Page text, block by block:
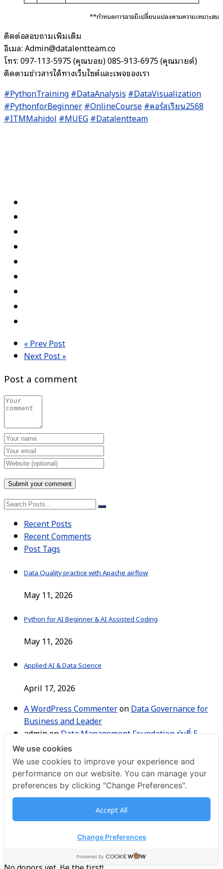
**กำหนดการอาจมีเปลี่ยนแปลงตามความเหมาะสม
ติดต่อสอบถามเพิ่มเติม
อีเมล: Admin@datalentteam.co
โทร: 097-113-5975 (คุณบอย) 085-913-6975 (คุณมายด์)
ติดตามข่าวสารได้ทางเว็บไซต์และเพจของเรา
#PythonTraining#DataAnalysis #DataVisualization
#PythonforBeginner#OnlineCourse#คอร์สเรียน2568
#ITMMahidol #MUEG#Datalentteam
« Prev Post
Next Post »
Post a comment
Recent Posts
Recent Comments
Post Tags
Data Quality practice with Apache airflow
May 11, 2026
Python for AI Beginner & AI Assisted Coding
May 11, 2026
Applied AI & Data Science
April 17, 2026
A WordPress CommenteronData Governance for
Business and Leader
admin on Data Management Foundation รุ่นที่ 5
adminonData Management Foundation รุ่นที่ 5
Change Education LifeNYC Small Business Students Water
Post Categories
Donate(1)
We use cookies
We use cookies to improve your experience and
performance on our website. You can manage your
preferences by clicking "Change Preferences".
Accept All
Change Preferences